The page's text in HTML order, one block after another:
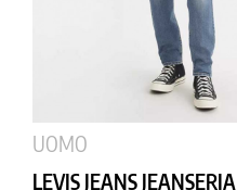
UOMO
LEVIS JEANS JEANSERIA